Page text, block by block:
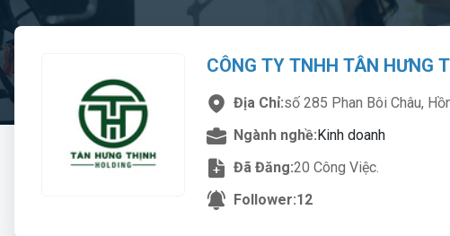
CÔNG TY TNHH TÂN HƯNG
Địa Chỉ:số 285 Phan Bôi Châu,
Ngành nghề:Kinh doanh
Đã Đăng:20 Công Việc.
Follower:12